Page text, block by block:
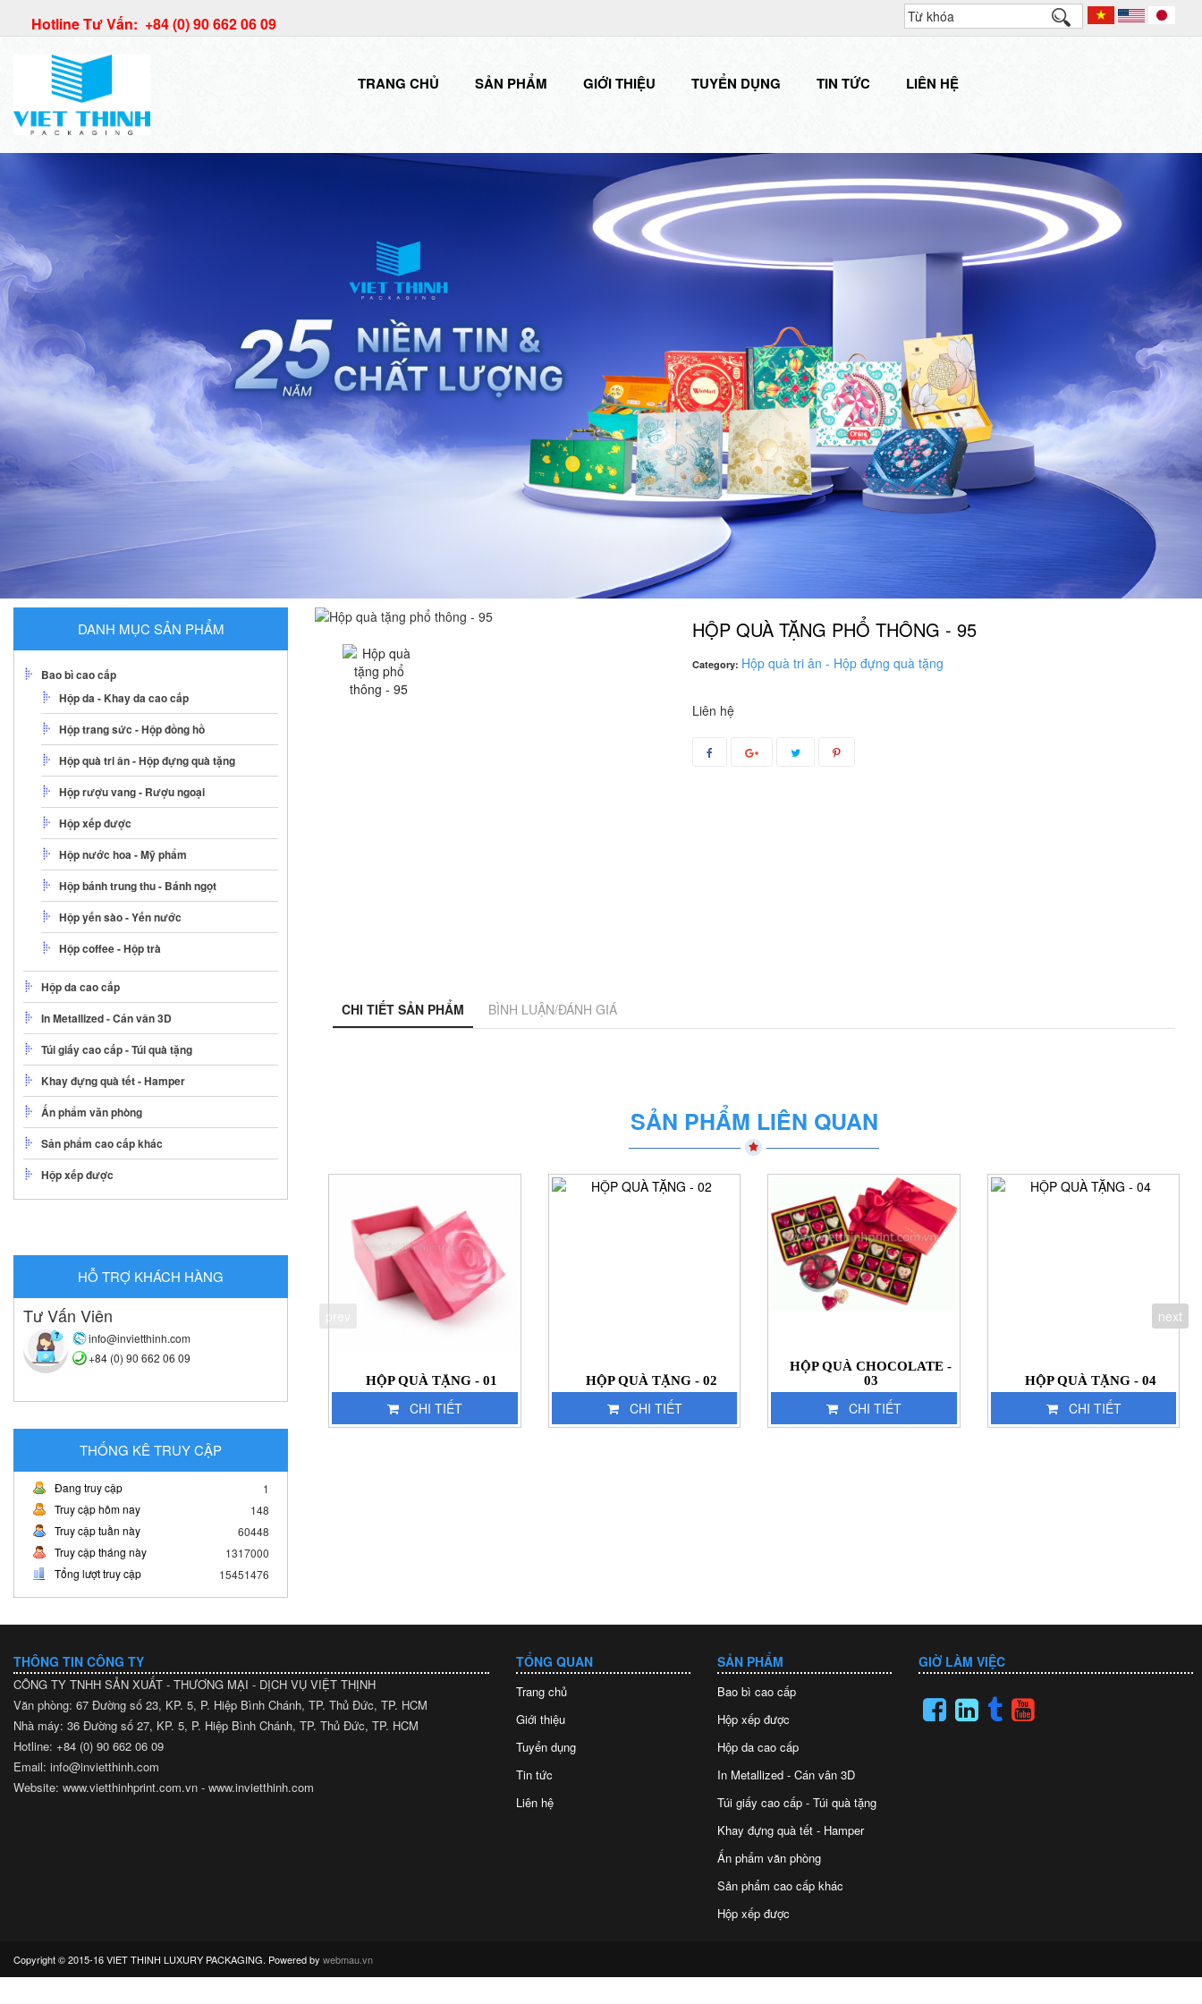
Hotline Tư Vấn: +84 (0) 90 662 06 09
TRANG CHỦ SẢN PHẨM GIỚI THIỆU TUYỂN DỤNG TIN TỨC LIÊN HỆ
DANH MỤC SẢN PHẨM
Bao bì cao cấp
Hộp da - Khay da cao cấp
Hộp trang sức - Hộp đồng hồ
Hộp quà tri ân - Hộp đựng quà tặng
Hộp rượu vang - Rượu ngoại
Hộp xếp được
Hộp nước hoa - Mỹ phẩm
Hộp bánh trung thu - Bánh ngọt
Hộp yến sào - Yến nước
Hộp coffee - Hộp trà
Hộp da cao cấp
In Metallized - Cán vân 3D
Túi giấy cao cấp - Túi quà tặng
Khay đựng quà tết - Hamper
Ấn phẩm văn phòng
Sản phẩm cao cấp khác
Hộp xếp được
HỖ TRỢ KHÁCH HÀNG
Tư Vấn Viên
info@invietthinh.com
+84 (0) 90 662 06 09
THỐNG KÊ TRUY CẬP
Đang truy cập
1
Truy cập hôm nay
148
Truy cập tuần này
60448
Truy cập tháng này
1317000
Tổng lượt truy cập
15451476
HỘP QUÀ TẶNG PHỔ THÔNG - 95
Category: Hộp quà tri ân - Hộp đựng quà tặng
Liên hệ
CHI TIẾT SẢN PHẨM BÌNH LUẬN/ĐÁNH GIÁ
SẢN PHẨM LIÊN QUAN
HỘP QUÀ TẶNG - 01
CHI TIẾT
HỘP QUÀ TẶNG - 02
CHI TIẾT
HỘP QUÀ CHOCOLATE -
03
CHI TIẾT
HỘP QUÀ TẶNG - 04
CHI TIẾT
next
THÔNG TIN CÔNG TY
CÔNG TY TNHH SẢN XUẤT - THƯƠNG MẠI - DỊCH VỤ VIỆT THỊNH
Văn phòng: 67 Đường số 23, KP. 5, P. Hiệp Bình Chánh, TP. Thủ Đức, TP. HCM
Nhà máy: 36 Đường số 27, KP. 5, P. Hiệp Bình Chánh, TP. Thủ Đức, TP. HCM
Hotline: +84 (0) 90 662 06 09
Email: info@invietthinh.com
Website: www.vietthinhprint.com.vn - www.invietthinh.com
TỔNG QUAN
Trang chủ
Giới thiệu
Tuyển dụng
Tin tức
Liên hệ
SẢN PHẨM
Bao bì cao cấp
Hộp xếp được
Hộp da cao cấp
In Metallized - Cán vân 3D
Túi giấy cao cấp - Túi quà tặng
Khay đựng quà tết - Hamper
Ấn phẩm văn phòng
Sản phẩm cao cấp khác
Hộp xếp được
GIỜ LÀM VIỆC
Copyright © 2015-16 VIET THINH LUXURY PACKAGING. Powered by webmau.vn